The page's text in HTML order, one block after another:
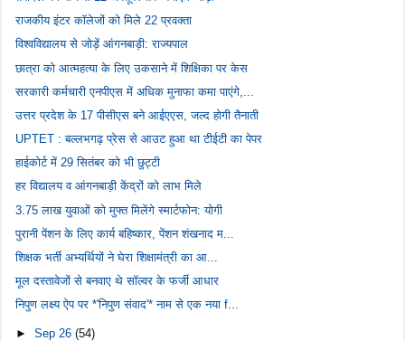
राजकीय इंटर कॉलेजों को मिले 22 प्रवक्ता
विश्वविद्यालय से जोड़ें आंगनबाड़ी: राज्यपाल
छात्रा को आत्महत्या के लिए उकसाने में शिक्षिका पर केस
सरकारी कर्मचारी एनपीएस में अधिक मुनाफा कमा पाएंगे,...
उत्तर प्रदेश के 17 पीसीएस बने आईएएस, जल्द होगी तैनाती
UPTET : बल्लभगढ़ प्रेस से आउट हुआ था टीईटी का पेपर
हाईकोर्ट में 29 सितंबर को भी छुट्टी
हर विद्यालय व आंगनबाड़ी केंद्रों को लाभ मिले
3.75 लाख युवाओं को मुफ्त मिलेंगे स्मार्टफोन: योगी
पुरानी पेंशन के लिए कार्य बहिष्कार, पेंशन शंखनाद म...
शिक्षक भर्ती अभ्यर्थियों ने घेरा शिक्षामंत्री का आ...
मूल दस्तावेजों से बनवाए थे सॉल्वर के फर्जी आधार
निपुण लक्ष्य ऐप पर *'निपुण संवाद'* नाम से एक नया f...
►Sep 26(54)